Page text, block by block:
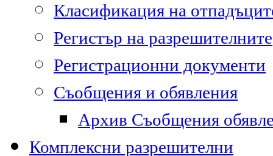
Класификация на
Регистър на разрешителните
Регистрационни документи
Съобщения и обявления
Архив Съобщения
Комплексни разрешителни